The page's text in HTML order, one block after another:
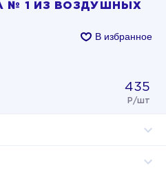
№ 1 ИЗ ВОЗДУШНЫХ
В избранное
435
Р/шт